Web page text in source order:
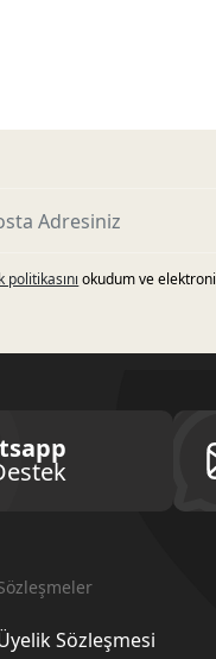
politikasını okudum ve
Sözleşmesi